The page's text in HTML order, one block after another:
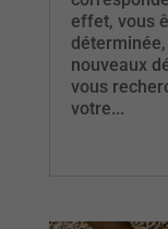
effet, vous
nouveaux
vous
votre...